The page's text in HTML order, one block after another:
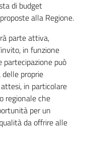
di budget
alla Regione.
parte attiva,
in funzione
può
proprie
in particolare
regionale che
per un
da offrire alle